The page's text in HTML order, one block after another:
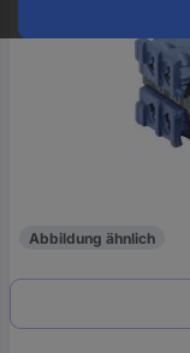
Abbildung ähnlich